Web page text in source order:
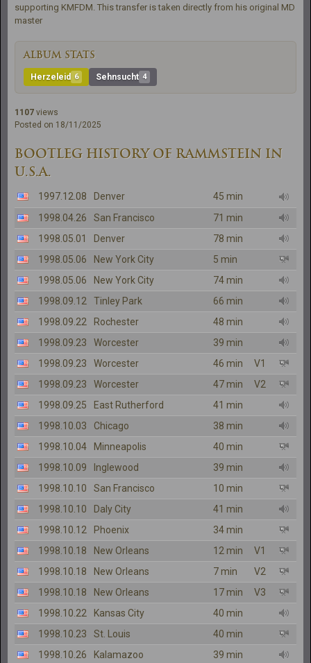
supporting KMFDM. This transfer is taken directly from his original MD
master
ALBUM STATS
Herzeleid 6 Sehnsucht 4
1107 views
Posted on 18/11/2025
BOOTLEG HISTORY OF RAMMSTEIN IN
U.S.A.
1997.12.08 Denver
45 min
1998.04.26
San Francisco
71 min
1998.05.01
Denver
78 min
1998.05.06
New York City
5 min
1998.05.06
New York City
74 min
1998.09.12
Tinley Park
66 min
1998.09.22
Rochester
48 min
1998.09.23
Worcester
39 min
1998.09.23
Worcester 46 min
V1
1998.09.23
Worcester 47 min
V2
1998.09.25
East Rutherford
41 min
1998.10.03
Chicago
38 min
1998.10.04
Minneapolis
40 min
1998.10.09
Inglewood
39 min
1998.10.10
San Francisco
10 min
1998.10.10
Daly City
41 min
1998.10.12
Phoenix
34 min
1998.10.18
New Orleans 12 min
V1
1998.10.18
New Orleans 7 min
V2
1998.10.18
New Orleans 17 min
V3
1998.10.22
Kansas City
40 min
1998.10.23
St. Louis
40 min
1998.10.26
Kalamazoo 39 min